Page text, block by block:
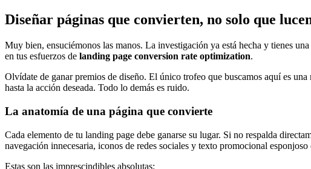
Diseñar páginas que convierten, no solo que
Muy bien, ensuciémonos las manos. La investigación ya está hecha y tienes
en tus esfuerzos de landing page conversion rate optimization.
Olvídate de ganar premios de diseño. El único trofeo que buscamos aquí es
hasta la acción deseada. Todo lo demás es ruido.
La anatomía de una página que convierte
Cada elemento de tu landing page debe ganarse su lugar. Si no respalda
navegación innecesaria, iconos de redes sociales y texto promocional
Estas son las imprescindibles absolutas: